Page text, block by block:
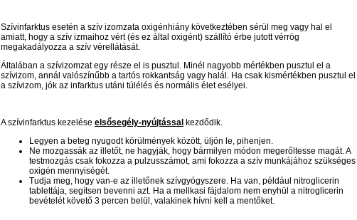
Szívinfarktus esetén a szív izomzata oxigénhiány következtében sérül meg vagy hal el
amiatt, hogy a szív izmaihoz vért (és ez által oxigént) szállító érbe jutott vérrög
megakadályozza a szív vérellátását.
Általában a szívizomzat egy része el is pusztul. Minél nagyobb mértékben pusztul el a
szívizom, annál valószínűbb a tartós rokkantság vagy halál. Ha csak kismértékben pusztul el
a szívizom, jók az infarktus utáni túlélés és normális élet esélyei.
A szívinfarktus kezelése elsősegély-nyújtással kezdődik.
Legyen a beteg nyugodt körülmények között, üljön le, pihenjen.
Ne mozgassák az illetőt, ne hagyják, hogy bármilyen módon megerőltesse magát. A
testmozgás csak fokozza a pulzusszámot, ami fokozza a szív munkájához szükséges
oxigén mennyiségét.
Tudja meg, hogy van-e az illetőnek szívgyógyszere. Ha van, például nitroglicerin
tablettája, segítsen bevenni azt. Ha a mellkasi fájdalom nem enyhül a nitroglicerin
bevételét követő 3 percen belül, valakinek hívni kell a mentőket.